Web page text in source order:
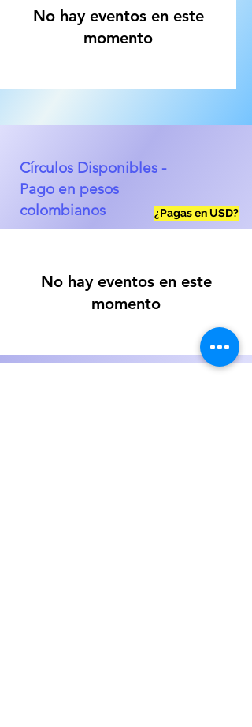
No hay eventos en este
momento
Círculos Disponibles -
Pago en pesos
colombianos
¿Pagas en USD?
No hay eventos en este
momento